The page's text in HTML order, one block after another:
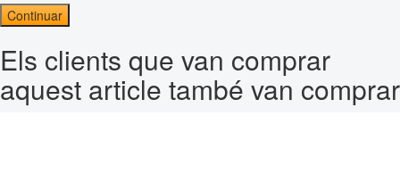
Continuar
Els clients que van comprar
aquest article també van comprar